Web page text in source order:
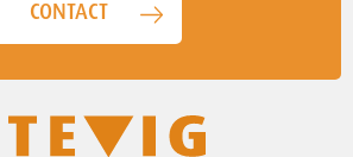
CONTACT